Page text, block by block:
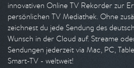
innovativen Online TV Rekorder zur
persönlichen TV Mediathek. Ohne
zeichnest du jede Sendung des
Wunsch in der Cloud auf. Streame
Sendungen jederzeit via Mac, PC,
Smart-TV - weltweit!